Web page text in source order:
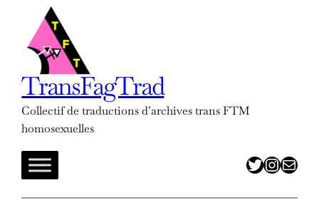
contenu
TransFagTrad
Collectif de traductions d’archives trans FTM
homosexuelles
twitter
insta
adresse mail